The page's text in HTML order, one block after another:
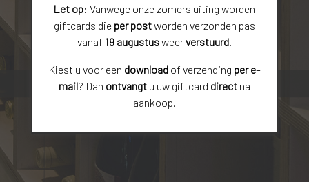
GIFTCARD
KIES UW WAARDE
Let op: Vanwege onze zomersluiting worden
giftcards die per postworden verzonden pas
vanaf 19 augustusweerverstuurd.
Kiest u voor een download of verzending per e-
mail? Dan ontvangtu uw giftcard directna
aankoop.